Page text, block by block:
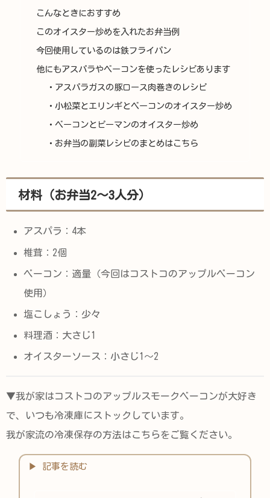
こんなときにおすすめ
このオイスター炒めを入れたお弁当例
今回使用しているのは鉄フライパン
他にもアスパラやベーコンを使ったレシピあります
・アスパラガスの豚ロース肉巻きのレシピ
・小松菜とエリンギとベーコンのオイスター炒め
・ベーコンとピーマンのオイスター炒め
・お弁当の副菜レシピのまとめはこちら
材料（お弁当2〜3人分）
アスパラ：4本
椎茸：2個
ベーコン：適量（今回はコストコのアップルベーコン
使用）
塩こしょう：少々
料理酒：大さじ1
オイスターソース：小さじ1〜2
▼我が家はコストコのアップルスモークベーコンが大好き
で、いつも冷凍庫にストックしています。
我が家流の冷凍保存の方法はこちらをご覧ください。